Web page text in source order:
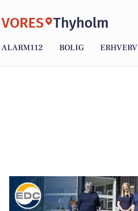
VORES Thyholm
ALARM112 BOLIG ERHVERV